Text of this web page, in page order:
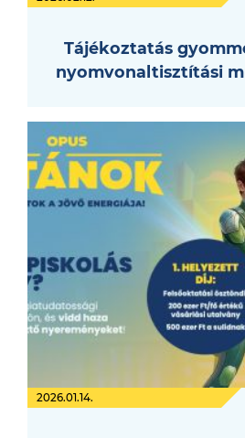
Tájékoztatás
nyomvonaltisztítási
2026.01.14.